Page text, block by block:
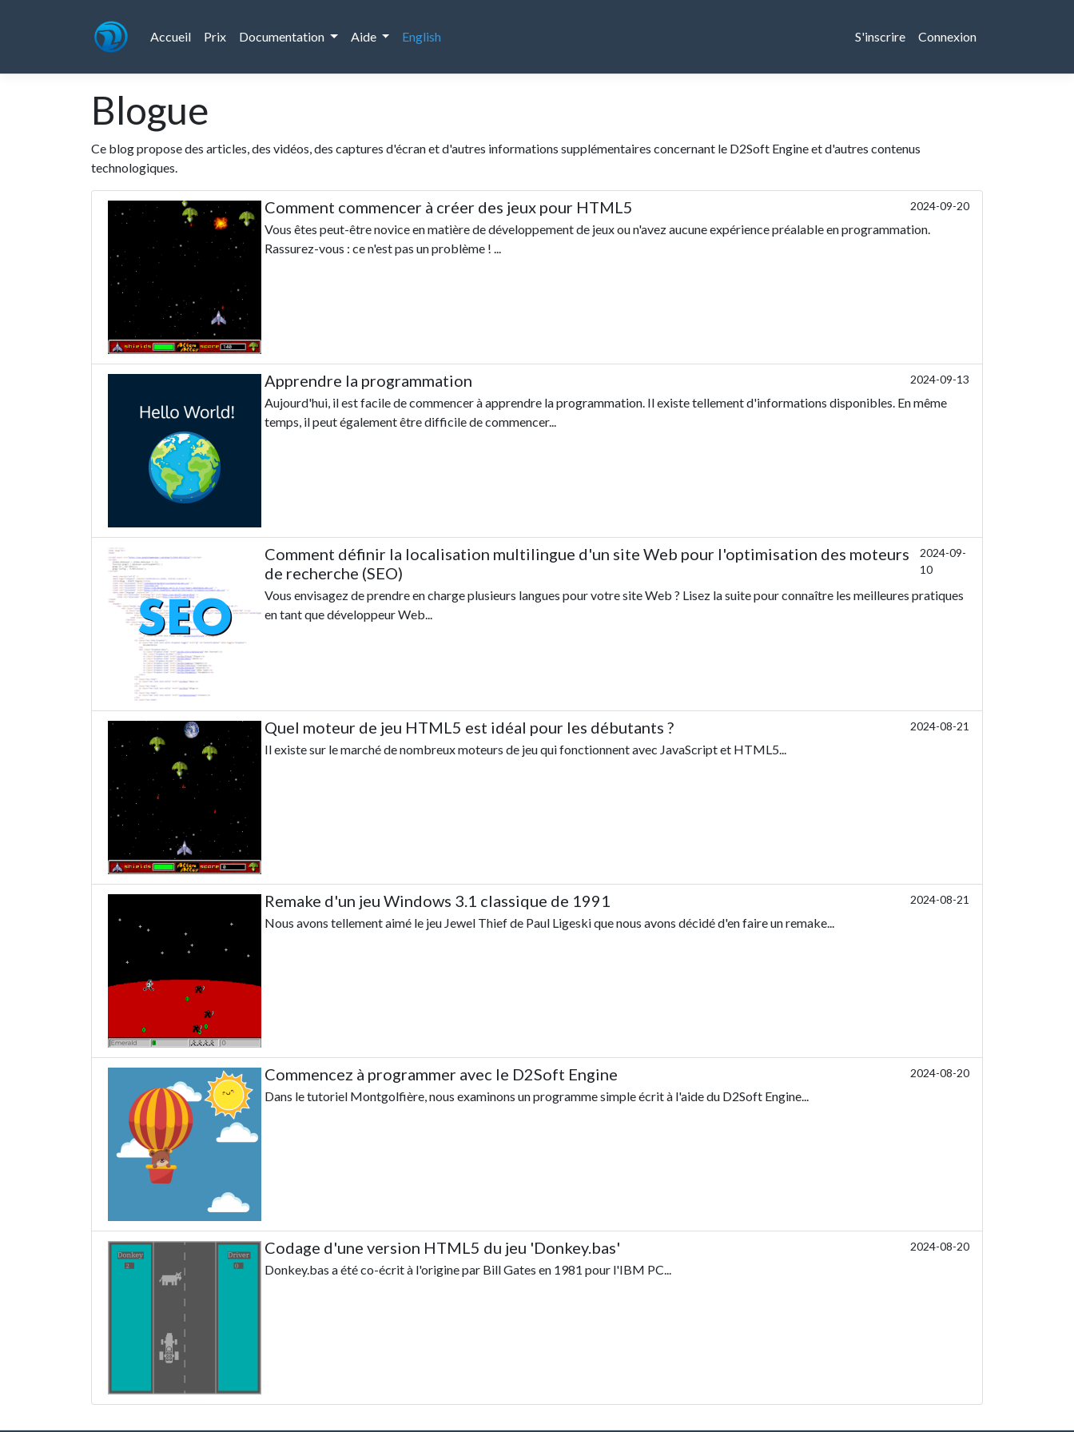
Accueil Prix Documentation Aide English S'inscrire Connexion
Blogue
Ce blog propose des articles, des vidéos, des captures d'écran et d'autres informations supplémentaires concernant le D2Soft Engine et d'autres contenus
technologiques.
Comment commencer à créer des jeux pour HTML5 2024-09-20
Vous êtes peut-être novice en matière de développement de jeux ou n'avez aucune expérience préalable en programmation.
Rassurez-vous : ce n'est pas un problème ! ...
Apprendre la programmation 2024-09-13
Aujourd'hui, il est facile de commencer à apprendre la programmation. Il existe tellement d'informations disponibles. En même
temps, il peut également être difficile de commencer...
Comment définir la localisation multilingue d'un site Web pour l'optimisation des moteurs
de recherche (SEO)
2024-09-
10
Vous envisagez de prendre en charge plusieurs langues pour votre site Web ? Lisez la suite pour connaître les meilleures pratiques
en tant que développeur Web...
Quel moteur de jeu HTML5 est idéal pour les débutants ? 2024-08-21
Il existe sur le marché de nombreux moteurs de jeu qui fonctionnent avec JavaScript et HTML5...
Remake d'un jeu Windows 3.1 classique de 1991 2024-08-21
Nous avons tellement aimé le jeu Jewel Thief de Paul Ligeski que nous avons décidé d'en faire un remake...
Commencez à programmer avec le D2Soft Engine 2024-08-20
Dans le tutoriel Montgolfière, nous examinons un programme simple écrit à l'aide du D2Soft Engine...
Codage d'une version HTML5 du jeu 'Donkey.bas' 2024-08-20
Donkey.bas a été co-écrit à l'origine par Bill Gates en 1981 pour l'IBM PC...